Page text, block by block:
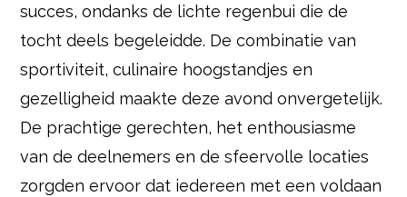
succes, ondanks de lichte regenbui die de
tocht deels begeleidde. De combinatie van
sportiviteit, culinaire hoogstandjes en
gezelligheid maakte deze avond onvergetelijk.
De prachtige gerechten, het enthousiasme
van de deelnemers en de sfeervolle locaties
zorgden ervoor dat iedereen met een voldaan